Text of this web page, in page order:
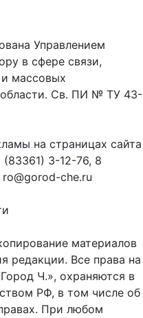
Управлением
в сфере связи,
массовых
Св. ПИ № ТУ 43-
на страницах сайта
3-12-76, 8
che.ru
материалов
редакции. Все права на
Ч.», охраняются в
РФ, в том числе об
При любом